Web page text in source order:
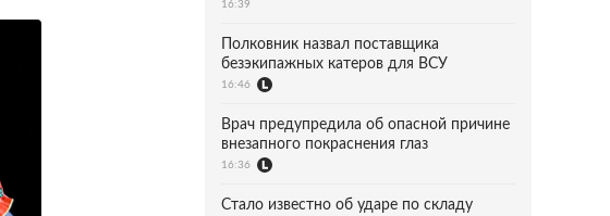
16:39
Полковник назвал поставщика
безэкипажных катеров для ВСУ
16:46
Врач предупредила об опасной причине
внезапного покраснения глаз
16:36
Стало известно об ударе по складу